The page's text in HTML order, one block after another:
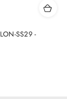
SS29 -